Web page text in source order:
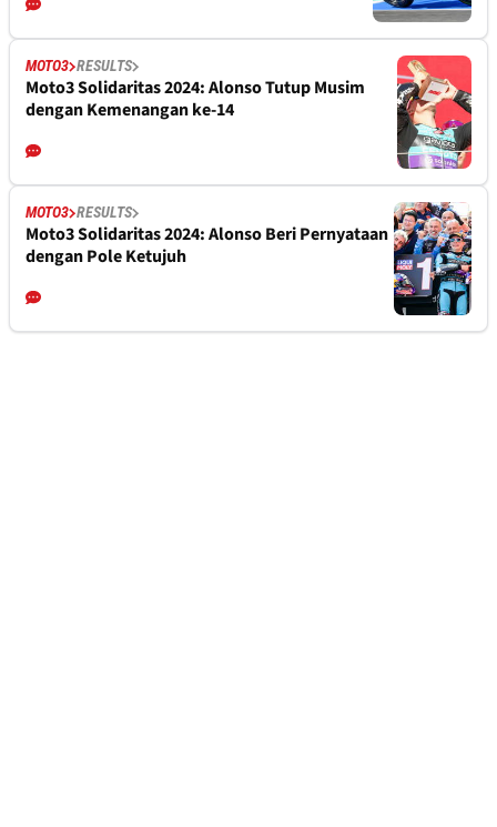
MOTO3 RESULTS
Moto3 Solidaritas 2024: Alonso Tutup Musim
dengan Kemenangan ke-14
MOTO3 RESULTS
Moto3 Solidaritas 2024: Alonso Beri Pernyataan
dengan Pole Ketujuh